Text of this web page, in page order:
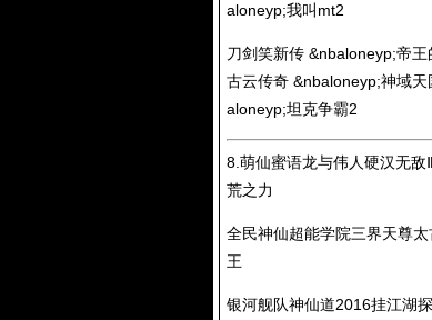
aloneyp;我叫mt2
刀剑笑新传 &nbaloneyp;帝
古云传奇 &nbaloneyp;神域
aloneyp;坦克争霸2
8.萌仙蜜语龙与伟人硬汉无
荒之力
全民神仙超能学院三界天尊
王
银河舰队神仙道2016挂江湖